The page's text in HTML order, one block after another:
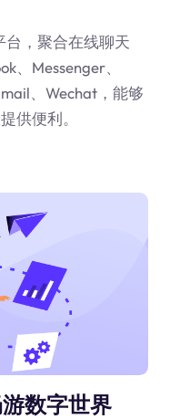
，聚合在线聊天
、Messenger、
、Wechat，能够
供便利。
数字世界